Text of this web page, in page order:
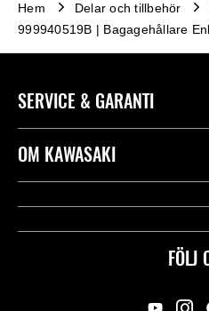
Hem Delar och tillbehör
999940519B | Bagagehållare
FÖLJ
SERVICE & GARANTI
Kontakta oss
Användbara länkar
OM KAWASAKI
Företag